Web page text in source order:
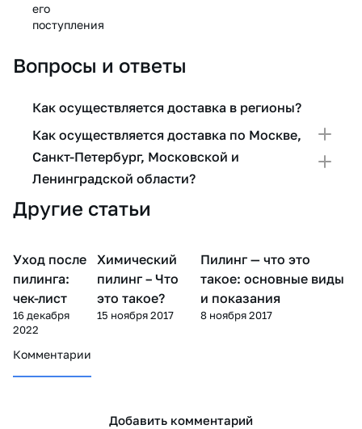
его
поступления
Вопросы и ответы
Как осуществляется доставка в регионы?
Как осуществляется доставка по Москве,
Санкт-Петербург, Московской и
Ленинградской области?
Другие статьи
Пилинг
Уход после
пилинга:
чек-лист
16 декабря
2022
Пилинг
Химический
пилинг – Что
это такое?
15 ноября 2017
Пилинг
Пилинг — что это
такое: основные виды
и показания
8 ноября 2017
Комментарии
Добавить комментарий